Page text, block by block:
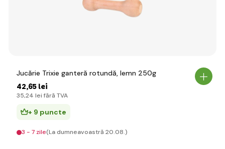
Jucărie Trixie ganteră rotundă, lemn 250g
42,65 lei
35,24 lei fără TVA
+ 9 puncte
3 - 7 zile(La dumneavoastră 20.08.)